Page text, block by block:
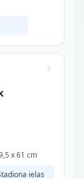
x 61 cm
ielas